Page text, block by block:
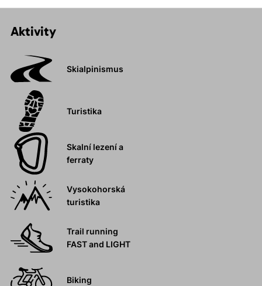
Aktivity
Skialpinismus
Turistika
Skalní lezení a
ferraty
Vysokohorská
turistika
Trail running
FAST and LIGHT
Biking